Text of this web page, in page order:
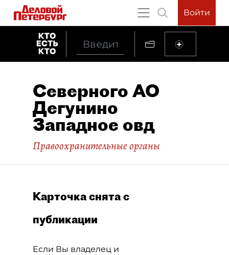
Войти
Северного АО
Дегунино
Западное овд
Правоохранительные органы
Карточка снята с
публикации
Если Вы владелец и